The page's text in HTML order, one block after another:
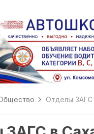
Отделы ЗАГС